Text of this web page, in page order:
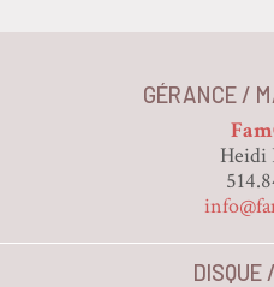
GÉRANCE /
Heidi